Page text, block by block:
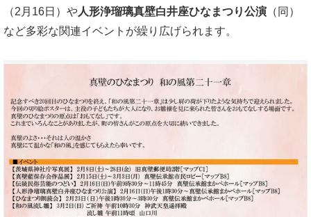
（2月16日）や人形浄瑠璃真壁白井座ひなまつり公演 （同）
など多彩な関連イベントが繰り広げられます。